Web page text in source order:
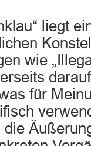
liegt
wie
für